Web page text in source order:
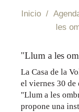
Inicio /
les
"Llum a les
La Casa de la
el viernes 30
"Llum a les
propone una